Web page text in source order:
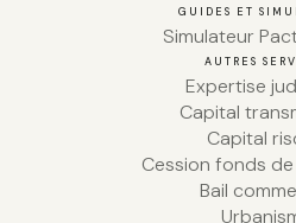
GUIDES ET
Simulateur
AUTRES
Expertise
Capital
Capital
Cession fonds
Bail